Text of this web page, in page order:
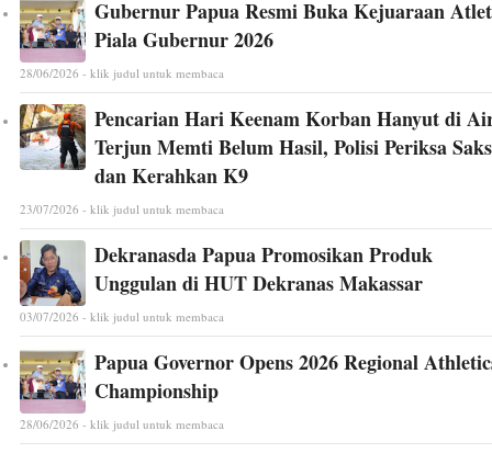
Gubernur Papua Resmi Buka Kejuaraan
Piala Gubernur 2026
28/06/2026 - klik judul untuk membaca
Pencarian Hari Keenam Korban Hanyut di
Terjun Memti Belum Hasil, Polisi Periksa
dan Kerahkan K9
23/07/2026 - klik judul untuk membaca
Dekranasda Papua Promosikan Produk
Unggulan di HUT Dekranas Makassar
03/07/2026 - klik judul untuk membaca
Papua Governor Opens 2026 Regional
Championship
28/06/2026 - klik judul untuk membaca